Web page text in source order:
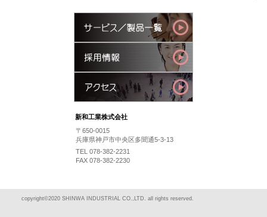
新和工業株式会社
〒650-0015
兵庫県神戸市中央区多聞通5-3-13
TEL 078-382-2231
FAX 078-382-2230
copyright©2020 SHINWA INDUSTRIAL CO.,LTD. all rights reserved.